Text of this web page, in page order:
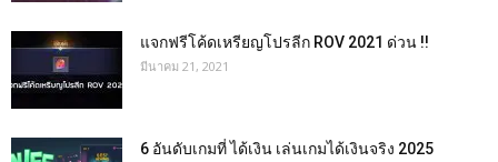
แจกฟรีโค้ดเหรียญโปรลีก ROV 2021 ด่วน !!
มีนาคม 21, 2021
6 อันดับเกมที่ ได้เงิน เล่นเกมได้เงินจริง 2025